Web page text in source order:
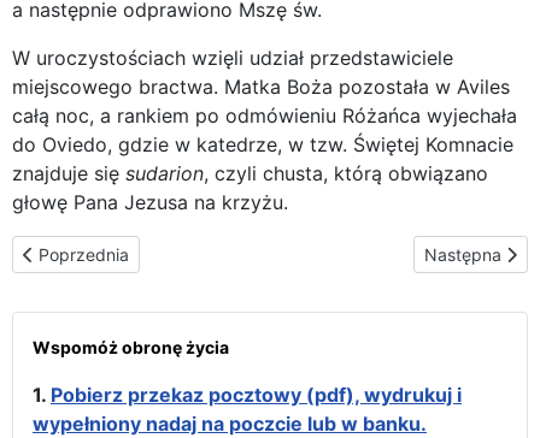
a następnie odprawiono Mszę św.
W uroczystościach wzięli udział przedstawiciele
miejscowego bractwa. Matka Boża pozostała w Aviles
całą noc, a rankiem po odmówieniu Różańca wyjechała
do Oviedo, gdzie w katedrze, w tzw. Świętej Komnacie
znajduje się sudarion, czyli chusta, którą obwiązano
głowę Pana Jezusa na krzyżu.
Poprzednia strona: Boże Narodzenie w Oviedo
Poprzednia Następna
Następna
Wspomóż obronę życia
1. Pobierz przekaz pocztowy (pdf), wydrukuj i
wypełniony nadaj na poczcie lub w banku.